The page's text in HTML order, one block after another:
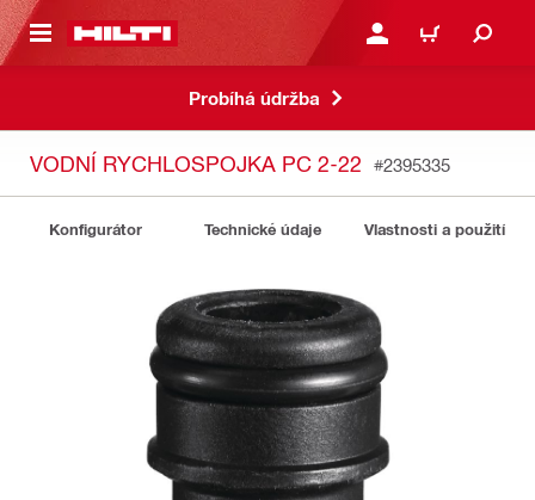
HLAVNÍ OBSAH PŘIHLÁSIT NEBO
KOŠÍK
Probíhá údržba
VODNÍ RYCHLOSPOJKA PC 2-22 #2395335
Konfigurátor Technické údaje Vlastnosti a použití